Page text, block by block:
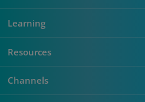
Learning
Resources
Channels